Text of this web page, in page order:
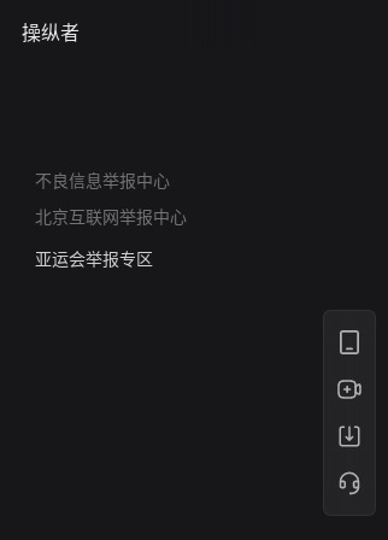
操纵者
不良信息举报中心
北京互联网举报中心
算法推荐专项举报
亚运会举报专区